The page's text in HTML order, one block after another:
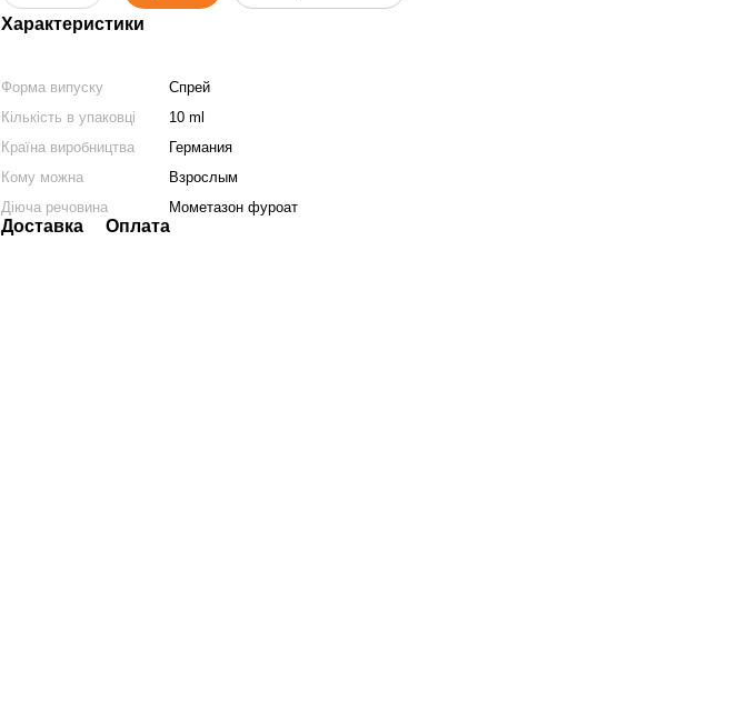
Характеристики
Форма випуску
Спрей
Кількість в упаковці
10 ml
Країна виробництва
Германия
Кому можна
Взрослым
Діюча речовина
Мометазон фуроат
Доставка Оплата